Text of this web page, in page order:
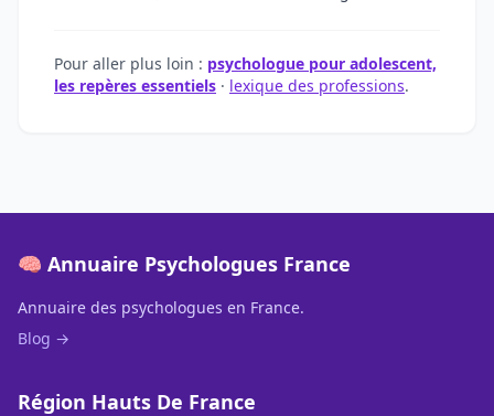
Pour aller plus loin : psychologue pour adolescent,
les repères essentiels · lexique des professions.
🧠 Annuaire Psychologues France
Annuaire des psychologues en France.
Blog →
Région Hauts De France